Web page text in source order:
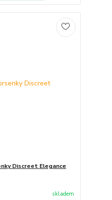
Discreet Elegance
skladem